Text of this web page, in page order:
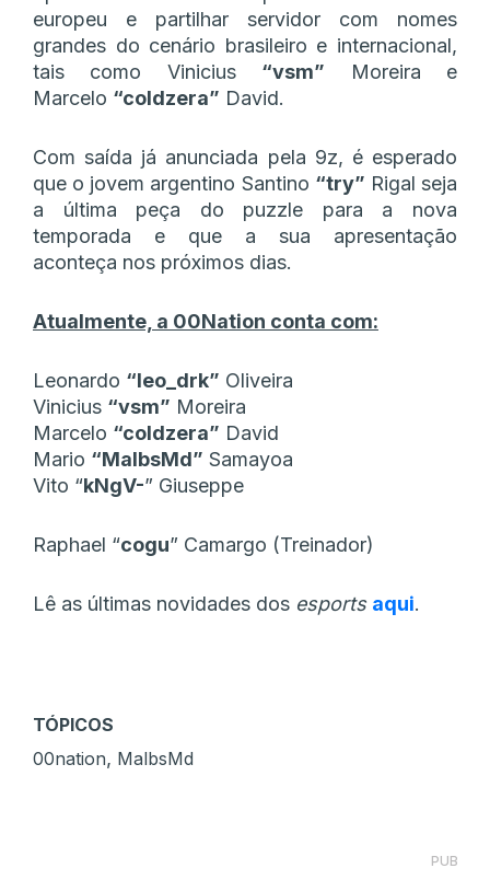
europeu e partilhar servidor com nomes
grandes do cenário brasileiro e internacional,
tais como Vinicius “vsm” Moreira e
Marcelo “coldzera” David.
Com saída já anunciada pela 9z, é esperado
que o jovem argentino Santino “try” Rigal seja
a última peça do puzzle para a nova
temporada e que a sua apresentação
aconteça nos próximos dias.
Atualmente, a 00Nation conta com:
Leonardo “leo_drk” Oliveira
Vinicius “vsm” Moreira
Marcelo “coldzera” David
Mario “MalbsMd” Samayoa
Vito “kNgV-” Giuseppe
Raphael “cogu” Camargo (Treinador)
Lê as últimas novidades dos esports aqui.
TÓPICOS
00nation, MalbsMd
PUB